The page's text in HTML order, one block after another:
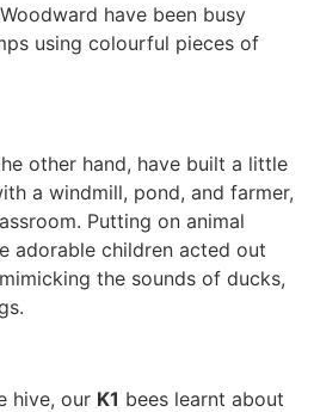
have been busy
using colourful pieces of
other hand, have built a little
a windmill, pond, and farmer,
Putting on animal
adorable children acted out
the sounds of ducks,
hive, our K1 bees learnt about